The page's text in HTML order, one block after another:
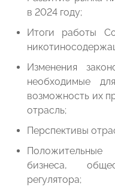
в 2024 году;
Итоги работы
Изменения
необходимые
возможность их
отрасль;
Перспективы
бизнеса,
регулятора;